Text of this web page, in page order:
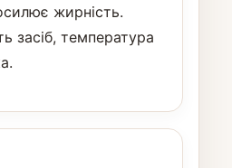
жирність.
засіб, температура